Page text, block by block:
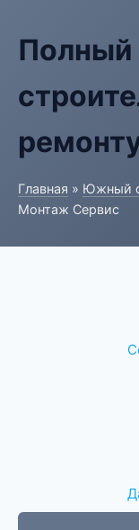
Полный
Главная » Южный
Монтаж Сервис